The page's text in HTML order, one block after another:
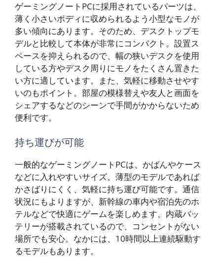
ゲーミングノートPCに採用されているパーツは、
薄く小さいボディに収められるよう小型なモノが
多い傾向にあります。そのため、デスクトップモ
デルと比較して本体が非常にコンパクト。設置ス
ペースを抑えられるので、幅の狭いデスクを使用
している方やデスク周りにモノをたくさん置きた
い方に適しています。また、気軽に移動させやす
いのもポイント。部屋の模様替えや友人と画面を
シェアするなどのシーンで手間がかからないため
便利です。
持ち運びが可能
一般的なゲーミングノートPCは、かばんやケース
などに入れやすいサイズ。薄型のモデルであれば
かさばりにくく、気軽に持ち運び可能です。通信
状況にもよりますが、新幹線の車内や宿泊先のホ
テルなどで快適にゲームを楽しめます。内蔵バッ
テリーが搭載されているので、コンセントがない
場所でも安心。なかには、10時間以上連続駆動す
るモデルもあります。